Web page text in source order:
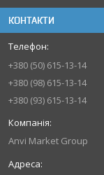
КОНТАКТИ
+380 (50) 615-13-14
+380 (98) 615-13-14
+380 (93) 615-13-14
Anvi Market Group